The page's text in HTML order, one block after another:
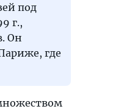
под
г.,
Он
где